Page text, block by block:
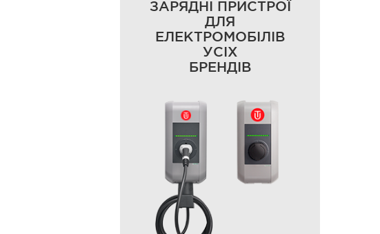
ЗАРЯДНІ ПРИСТРОЇ
ДЛЯ
ЕЛЕКТРОМОБІЛІВ
УСІХ
БРЕНДІВ